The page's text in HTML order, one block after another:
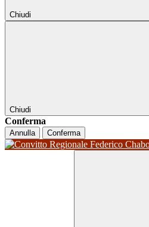
Chiudi
Chiudi
Conferma
Annulla Conferma